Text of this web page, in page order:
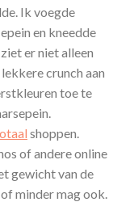
Ik voegde
en kneedde
er niet alleen
crunch aan
toe te
shoppen.
of andere online
gewicht van de
minder mag ook.